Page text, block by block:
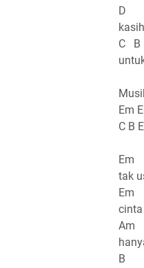
D
C
Em
C B
Em
tak
Am
B